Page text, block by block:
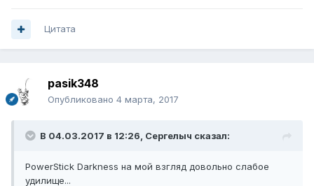
Цитата
pasik348
Опубликовано 4 марта, 2017
В 04.03.2017 в 12:26, Сергелыч сказал:
PowerStick Darkness на мой взгляд довольно слабое
удилище...